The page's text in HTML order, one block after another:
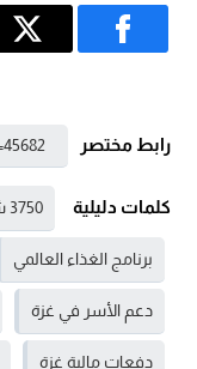
رابط مختصر
كلمات دليلية 3750 شيكل
برنامج الغذاء العالمي
دعم الأسر في غزة
دفعات مالية غزة